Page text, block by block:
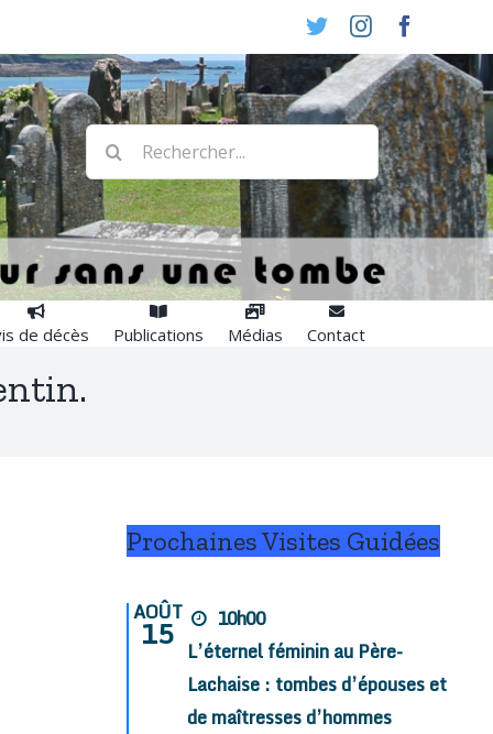
TwitterInstagram
Rechercher:
de décès Publications Médias Contact
Prochaines Visites Guidées
AOÛT
15
10h00
L’éternel féminin au Père-
Lachaise : tombes d’épouses et
de maîtresses d’hommes